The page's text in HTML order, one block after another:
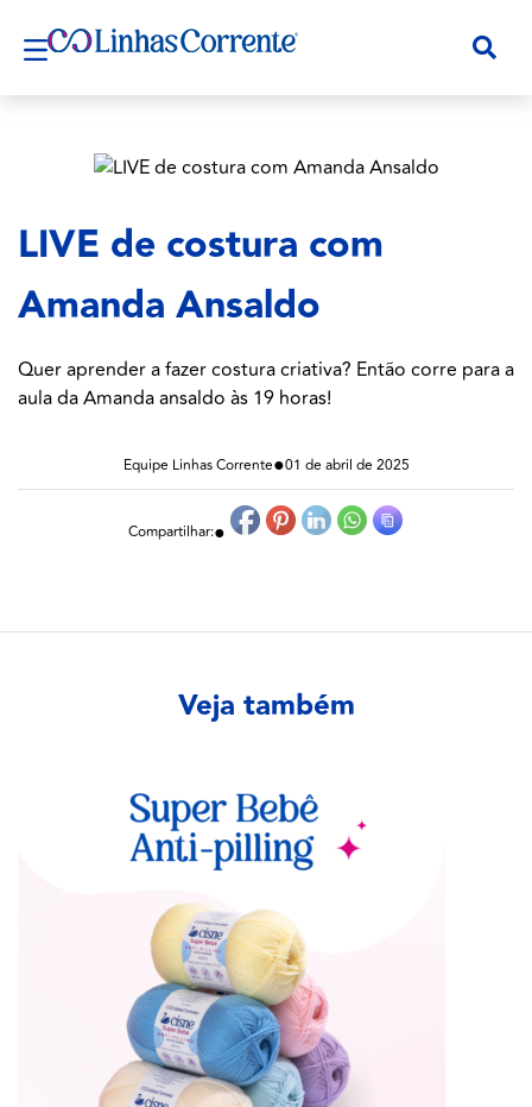
LIVE de costura com
Amanda Ansaldo
Quer aprender a fazer costura criativa? Então corre para a
aula da Amanda ansaldo às 19 horas!
Equipe Linhas Corrente●01 de abril de 2025
Compartilhar:●
Veja também